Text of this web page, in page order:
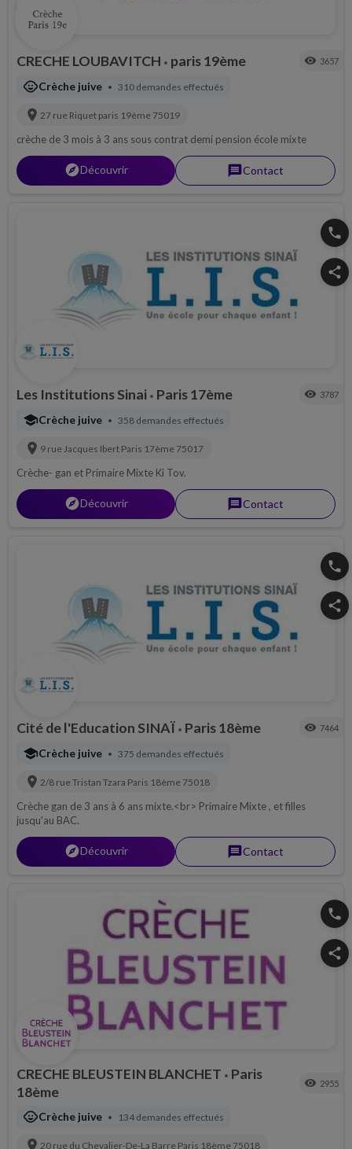
CRECHE LOUBAVITCH • paris 19ème visibility 3657
child_careCrèche juive • 310 demandes effectués
location_on 27 rue Riquet paris 19ème 75019
crèche de 3 mois à 3 ans sous contrat demi pension école mixte
explorerDécouvrir messageContact
phone
share
Les Institutions Sinai • Paris 17ème visibility 3787
schoolCrèche juive • 358 demandes effectués
location_on 9 rue Jacques Ibert Paris 17ème 75017
Crèche- gan et Primaire Mixte Ki Tov.
explorerDécouvrir messageContact
phone
share
Cité de l'Education SINAÏ • Paris 18ème visibility 7464
schoolCrèche juive • 375 demandes effectués
location_on 2/8 rue Tristan Tzara Paris 18ème 75018
Crèche gan de 3 ans à 6 ans mixte.<br> Primaire Mixte , et filles
jusqu'au BAC.
explorerDécouvrir messageContact
phone
share
CRECHE BLEUSTEIN BLANCHET • Paris
18ème
visibility 2955
child_careCrèche juive • 134 demandes effectués
location_on 20 rue du Chevalier-De-La Barre Paris 18ème 75018